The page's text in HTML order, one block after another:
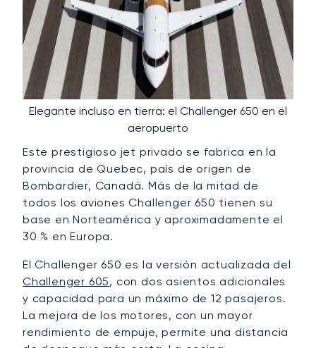
Elegante incluso en tierra: el Challenger 650 en el
aeropuerto
Este prestigioso jet privado se fabrica en la
provincia de Quebec, país de origen de
Bombardier, Canadá. Más de la mitad de
todos los aviones Challenger 650 tienen su
base en Norteamérica y aproximadamente el
30 % en Europa.
El Challenger 650 es la versión actualizada del
Challenger 605, con dos asientos adicionales
y capacidad para un máximo de 12 pasajeros.
La mejora de los motores, con un mayor
rendimiento de empuje, permite una distancia